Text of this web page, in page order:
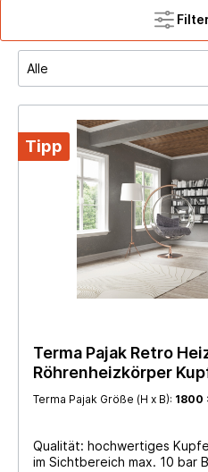
Tipp
Terma Pajak Retro
Röhrenheizkörper
vertikal
Terma Pajak Größe (H x B): 1800
Qualität: hochwertiges Kupfer keine Schweißnähte
im Sichtbereich max. 10 bar